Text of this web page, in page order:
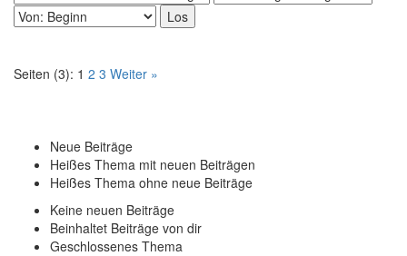
Seiten (3): 1 2 3 Weiter »
Neue Beiträge
Heißes Thema mit neuen Beiträgen
Heißes Thema ohne neue Beiträge
Keine neuen Beiträge
Beinhaltet Beiträge von dir
Geschlossenes Thema